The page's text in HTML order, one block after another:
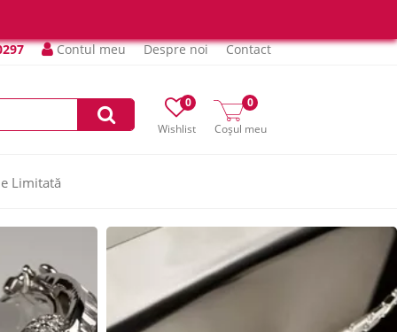
Contul meu Despre noi Contact
Wishlist
0
Coșul meu
0
Limitată